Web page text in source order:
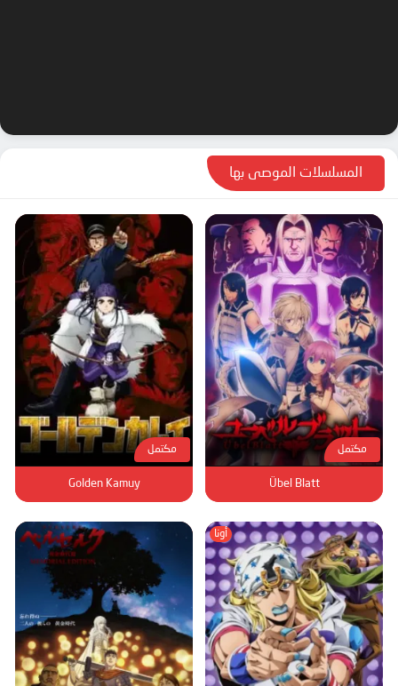
المسلسلات الموصى بها
مكتمل
Übel Blatt
مكتمل
Golden Kamuy
أونا